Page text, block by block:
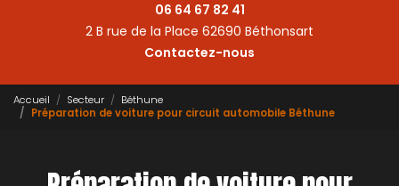
06 64 67 82 41
2 B rue de la Place 62690 Béthonsart
Contactez-nous
Accueil Secteur
Béthune
Préparation de voiture pour circuit automobile Béthune